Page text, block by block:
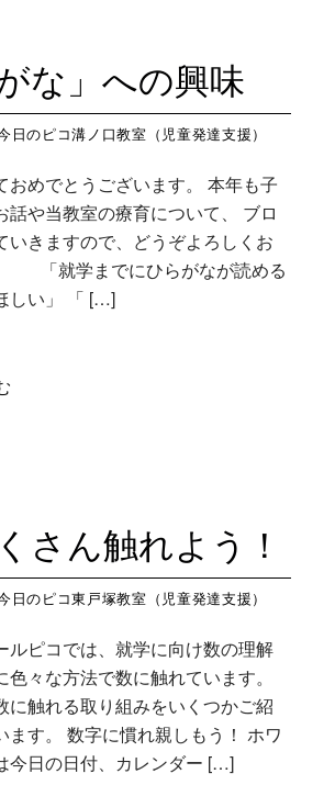
な」への興味
日のピコ溝ノ口教室（児童発達支援）
おめでとうございます。 本年も子
話や当教室の療育について、 ブロ
いきますので、どうぞよろしくお
「就学までにひらがなが読める
しい」 「 […]
さん触れよう！
日のピコ東戸塚教室（児童発達支援）
ルピコでは、就学に向け数の理解
色々な方法で数に触れています。
に触れる取り組みをいくつかご紹
ます。 数字に慣れ親しもう！ ホワ
今日の日付、カレンダー […]